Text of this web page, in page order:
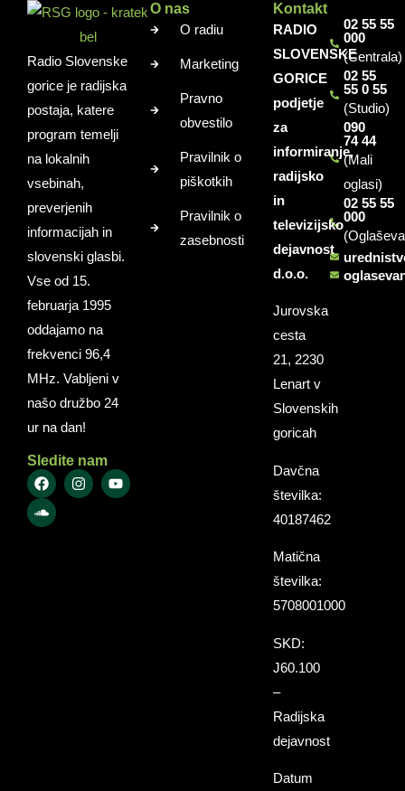
Radio Slovenske
gorice je radijska
postaja, katere
program temelji
na lokalnih
vsebinah,
preverjenih
informacijah in
slovenski glasbi.
Vse od 15.
februarja 1995
oddajamo na
frekvenci 96,4
MHz. Vabljeni v
našo družbo 24
ur na dan!
Sledite nam
O nas
O radiu
Marketing
Pravno
obvestilo
Pravilnik o
piškotkih
Pravilnik o
zasebnosti
Kontakt
RADIO
SLOVENSKE
GORICE
podjetje
za
informiranje,
radijsko
in
televizijsko
dejavnost
d.o.o.
Jurovska
cesta
21, 2230
Lenart v
Slovenskih
goricah
Davčna
številka:
40187462
Matična
številka:
5708001000
SKD:
J60.100
–
Radijska
dejavnost
Datum
02 55 55
000
(Centrala)
02 55
55 0 55
(Studio)
090
74 44
(Mali
oglasi)
02 55 55
000